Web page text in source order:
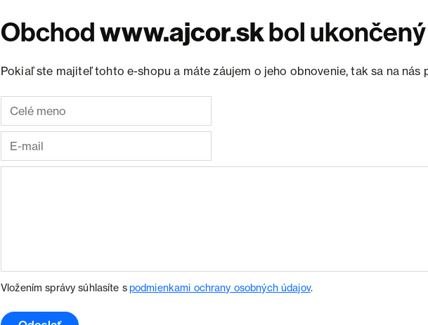
Obchodwww.ajcor.skbol ukončený
Pokiaľ ste majiteľ tohto e-shopu a máte záujem o jeho obnovenie, tak sa na nás
Vložením správy súhlasíte spodmienkami ochrany osobných údajov.